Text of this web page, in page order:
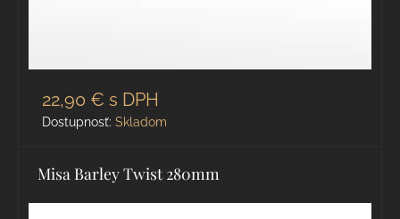
22,90 € s DPH
Dostupnosť: Skladom
Misa Barley Twist 280mm